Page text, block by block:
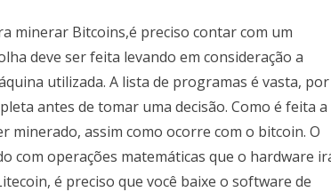
minerar Bitcoins,é preciso contar com um
deve ser feita levando em consideração a
utilizada. A lista de programas é vasta, por
antes de tomar uma decisão. Como é feita a
minerado, assim como ocorre com o bitcoin. O
com operações matemáticas que o hardware
é preciso que você baixe o software de